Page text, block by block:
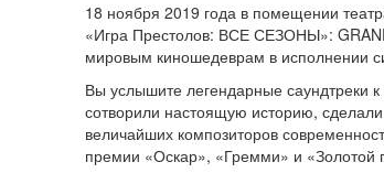
18 ноября 2019 года в помещении
«Игра Престолов: ВСЕ СЕЗОНЫ»:
мировым киношедеврам в исполнении
Вы услышите легендарные саундтреки
сотворили настоящую историю,
величайших композиторов
премии «Оскар», «Гремми» и «Золотой